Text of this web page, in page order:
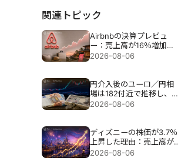
関連トピック
Airbnbの決算プレビュ
ー：売上高が16％増加し
ても、Airbnbの株価が下
2026-08-06
円介入後のユーロ／円相
場は182付近で推移し、円
介入が試される。
2026-08-06
ディズニーの株価が3.7％
上昇した理由：売上高が
予想を下回ったにもかか
2026-08-06